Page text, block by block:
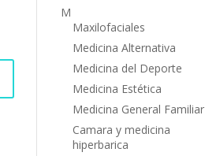
M
Maxilofaciales
Medicina Alternativa
Medicina del Deporte
Medicina Estética
Medicina General Familiar
Camara y medicina
hiperbarica